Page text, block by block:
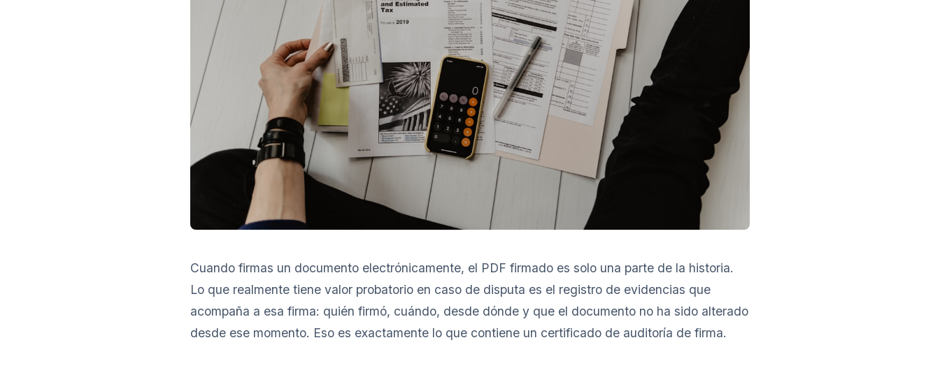
Cuando firmas un documento electrónicamente, el PDF firmado es solo una parte de la historia.
Lo que realmente tiene valor probatorio en caso de disputa es el registro de evidencias que
acompaña a esa firma: quién firmó, cuándo, desde dónde y que el documento no ha sido alterado
desde ese momento. Eso es exactamente lo que contiene un certificado de auditoría de firma.